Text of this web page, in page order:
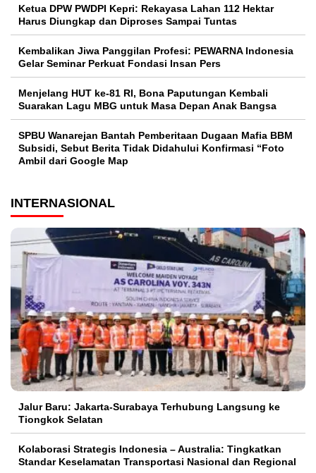
Ketua DPW PWDPI Kepri: Rekayasa Lahan 112 Hektar
Harus Diungkap dan Diproses Sampai Tuntas
Kembalikan Jiwa Panggilan Profesi: PEWARNA Indonesia
Gelar Seminar Perkuat Fondasi Insan Pers
Menjelang HUT ke-81 RI, Bona Paputungan Kembali
Suarakan Lagu MBG untuk Masa Depan Anak Bangsa
SPBU Wanarejan Bantah Pemberitaan Dugaan Mafia BBM
Subsidi, Sebut Berita Tidak Didahului Konfirmasi “Foto
Ambil dari Google Map
INTERNASIONAL
Jalur Baru: Jakarta-Surabaya Terhubung Langsung ke
Tiongkok Selatan
Kolaborasi Strategis Indonesia – Australia: Tingkatkan
Standar Keselamatan Transportasi Nasional dan Regional